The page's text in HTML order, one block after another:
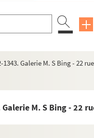
1343. Galerie M. S Bing - 22
M. S Bing - 22
Montmartre